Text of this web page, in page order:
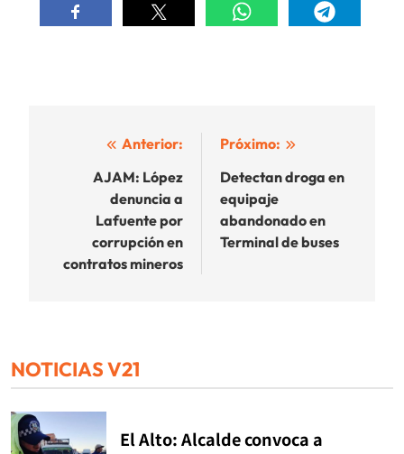
Navegación
entradas
Anterior:
AJAM: López
denuncia a
Lafuente por
corrupción en
contratos mineros
Próximo:
Detectan droga en
equipaje
abandonado en
Terminal de buses
NOTICIAS V21
El Alto: Alcalde convoca a